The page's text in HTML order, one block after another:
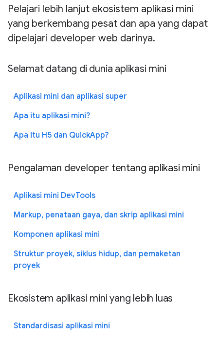
Pelajari lebih lanjut ekosistem aplikasi mini
yang berkembang pesat dan apa yang dapat
dipelajari developer web darinya.
Selamat datang di dunia aplikasi mini
Aplikasi mini dan aplikasi super
Apa itu aplikasi mini?
Apa itu H5 dan QuickApp?
Pengalaman developer tentang aplikasi mini
Aplikasi mini DevTools
Markup, penataan gaya, dan skrip aplikasi mini
Komponen aplikasi mini
Struktur proyek, siklus hidup, dan pemaketan
proyek
Ekosistem aplikasi mini yang lebih luas
Standardisasi aplikasi mini